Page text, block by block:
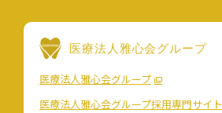
医療法人雅心会グループ
医療法人雅心会グループ
医療法人雅心会グループ採用専門サイト